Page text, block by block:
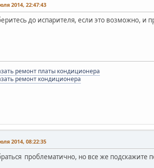
2014, 22:47:43
до испарителя, если это возможно, и
ремонт платы кондиционера
ремонт кондиционера
2014, 08:22:35
проблематично, но все же подскажите